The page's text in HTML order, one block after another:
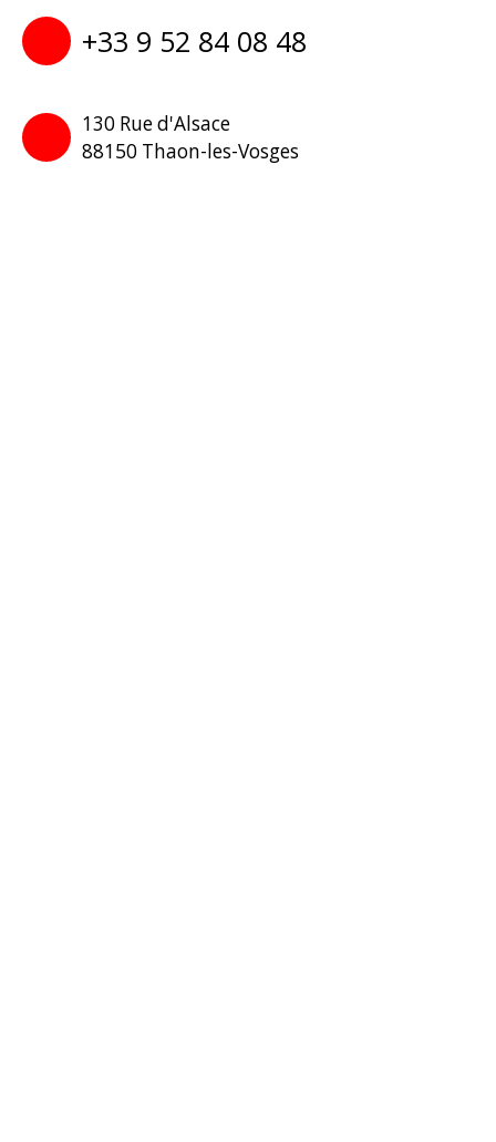
+33 9 52 84 08 48
130 Rue d'Alsace
88150 Thaon-les-Vosges